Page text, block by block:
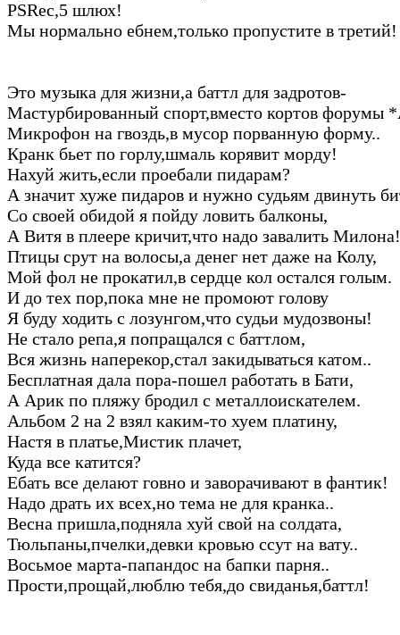
PSRec,5 шлюх!
Мы нормально ебнем,только пропустите в третий!
Это музыка для жизни,а баттл для задротов-
Мастурбированный спорт,вместо кортов форумы
Микрофон на гвоздь,в мусор порванную форму..
Кранк бьет по горлу,шмаль корявит морду!
Нахуй жить,если проебали пидарам?
А значит хуже пидаров и нужно судьям двинуть
Со своей обидой я пойду ловить балконы,
А Витя в плеере кричит,что надо завалить Милона!
Птицы срут на волосы,а денег нет даже на Колу,
Мой фол не прокатил,в сердце кол остался голым.
И до тех пор,пока мне не промоют голову
Я буду ходить с лозунгом,что судьи мудозвоны!
Не стало репа,я попращался с баттлом,
Вся жизнь наперекор,стал закидываться катом..
Бесплатная дала пора-пошел работать в Бати,
А Арик по пляжу бродил с металлоискателем.
Альбом 2 на 2 взял каким-то хуем платину,
Настя в платье,Мистик плачет,
Куда все катится?
Ебать все делают говно и заворачивают в фантик!
Надо драть их всех,но тема не для кранка..
Весна пришла,подняла хуй свой на солдата,
Тюльпаны,пчелки,девки кровью ссут на вату..
Восьмое марта-папандос на бапки парня..
Прости,прощай,люблю тебя,до свиданья,баттл!